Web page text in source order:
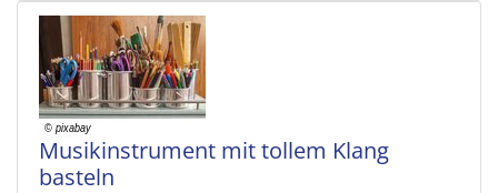
Musikinstrument mit tollem Klang
basteln